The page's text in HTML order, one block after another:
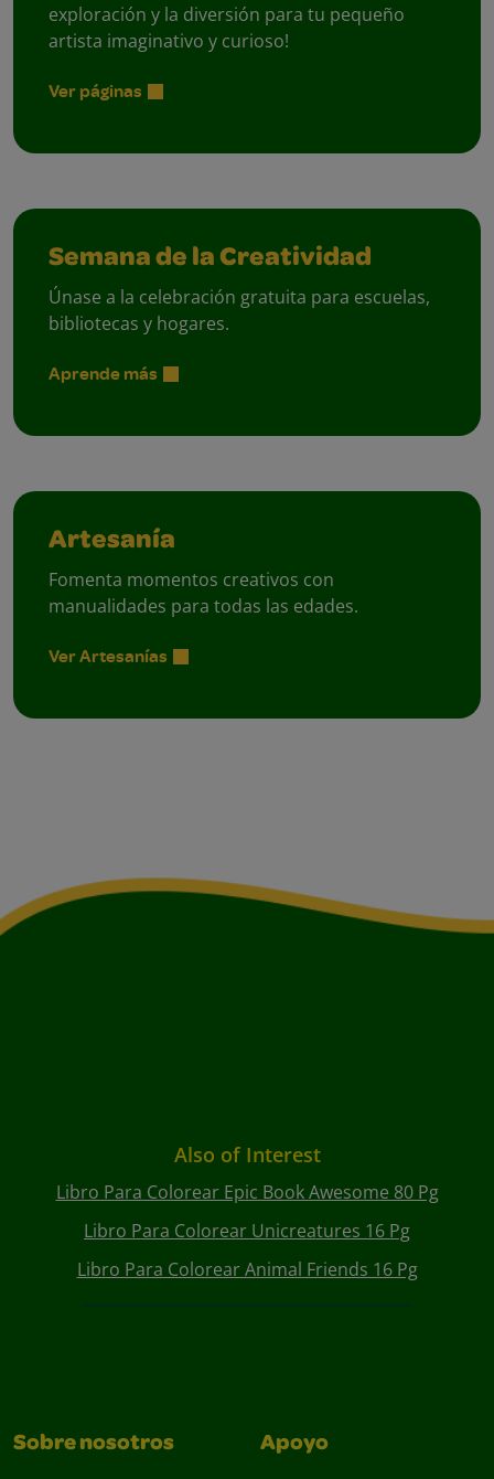
exploración y la diversión para tu pequeño
artista imaginativo y curioso!
Ver páginas
Semana de la Creatividad
Únase a la celebración gratuita para escuelas,
bibliotecas y hogares.
Aprende más
Artesanía
Fomenta momentos creativos con
manualidades para todas las edades.
Ver Artesanías
Also of Interest
Libro Para Colorear Epic Book Awesome 80 Pg
Libro Para Colorear Unicreatures 16 Pg
Libro Para Colorear Animal Friends 16 Pg
Sobre nosotros Apoyo